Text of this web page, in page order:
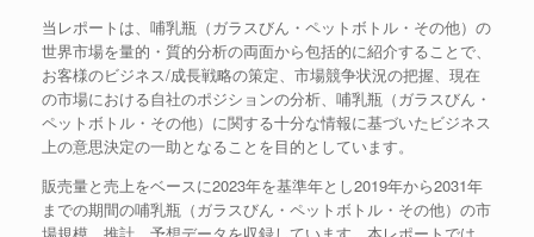
当レポートは、哺乳瓶（ガラスびん・ペットボトル・その他）の
世界市場を量的・質的分析の両面から包括的に紹介することで、
お客様のビジネス/成長戦略の策定、市場競争状況の把握、現在
の市場における自社のポジションの分析、哺乳瓶（ガラスびん・
ペットボトル・その他）に関する十分な情報に基づいたビジネス
上の意思決定の一助となることを目的としています。
販売量と売上をベースに2023年を基準年とし2019年から2031年
までの期間の哺乳瓶（ガラスびん・ペットボトル・その他）の市